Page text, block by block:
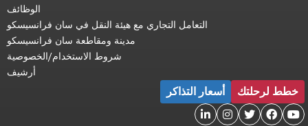
الوظائف
التعامل التجاري مع هيئة النقل في سان فرانسيسكو
مدينة ومقاطعة سان فرانسيسكو
شروط الاستخدام/الخصوصية
أرشيف
خطط لرحلتك أسعار التذاكر




